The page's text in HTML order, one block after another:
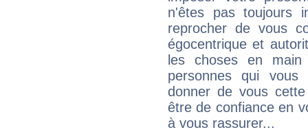
n'êtes pas toujours
reprocher de vous
égocentrique et
les choses en
personnes qui
donner de vous
être de confiance en
à vous rassurer...